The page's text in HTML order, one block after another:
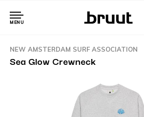
MENU
NEW AMSTERDAM SURF ASSOCIATION
Sea Glow Crewneck